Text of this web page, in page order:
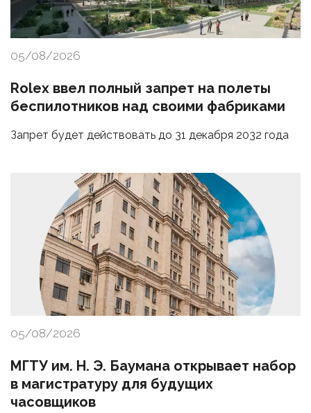
05/08/2026
Rolex ввел полный запрет на полеты
беспилотников над своими фабриками
Запрет будет действовать до 31 декабря 2032 года
05/08/2026
МГТУ им. Н. Э. Баумана открывает набор
в магистратуру для будущих
часовщиков